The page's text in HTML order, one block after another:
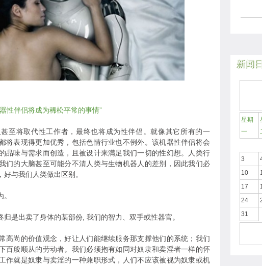
性伴侣将成为稀松平常的事情”
至将取代性工作者，最终也将成为性伴侣。就像其它所有的一
将表现得更加优秀，包括色情行业也不例外。该机器性伴侣将会
品味与需求而创造，且被设计来满足我们一切的性幻想。人类行
们的大脑甚至可能分不清人类与生物机器人的差别，因此我们必
与我们人类做出区别。
是出卖了身体的某部份, 我们的智力、双手或性器官。
高尚的价值观念，好让人们能继续服务那支撑他们的系统；我们
百般顺从的劳动者。我们必须抱有如同对奴隶和卖淫者一样的怀
作就是奴隶与卖淫的一种兼职形式，人们不应该被视为奴隶或机
新闻
星期
一
3
10
17
24
31